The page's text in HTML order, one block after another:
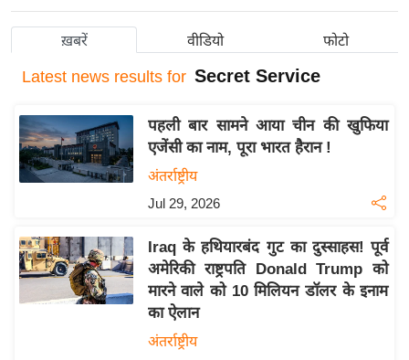
ष्ट्री
अं
र्रा
ष्ट्री
य
ने
स
उ
ख़बरें वीडियो फोटो
Latest news results for Secret Service
पहली बार सामने आया चीन की खुफिया
एजेंसी का नाम, पूरा भारत हैरान !
अंतर्राष्ट्रीय
Jul 29, 2026
Iraq के हथियारबंद गुट का दुस्साहस! पूर्व
अमेरिकी राष्ट्रपति Donald Trump को
मारने वाले को 10 मिलियन डॉलर के इनाम
का ऐलान
अंतर्राष्ट्रीय